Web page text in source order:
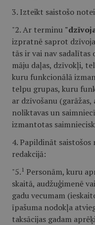
3. Izteikt saistošo
"2. Ar terminu
izpratnē saprot
tās ir vai nav sadalītas
māju daļas, dzīvokļi,
kuru funkcionālā
telpu grupas, kuru
ar dzīvošanu
noliktavas un
izmantotas
4. Papildināt saistošos
redakcijā:
"5. 1 Personām, kuru
skaitā, audžuģimenē
gadu vecumam
īpašuma nodokļa
taksācijas gadam